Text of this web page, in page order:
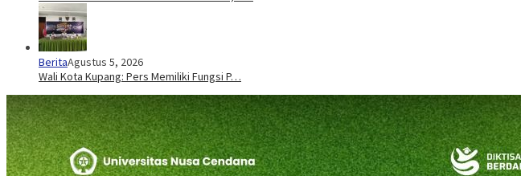
BeritaAgustus 5, 2026
Wali Kota Kupang: Pers Memiliki Fungsi P…